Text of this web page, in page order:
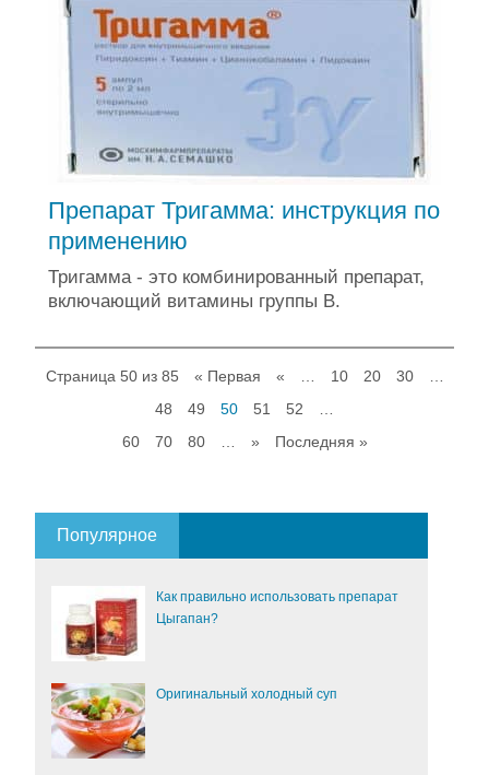
Препарат Тригамма: инструкция по
применению
Тригамма - это комбинированный препарат,
включающий витамины группы В.
Страница 50 из 85 « Первая « 10 20 30
48
49 50 51 52
60
70 80 » Последняя »
Популярное
Как правильно использовать препарат
Цыгапан?
Оригинальный холодный суп